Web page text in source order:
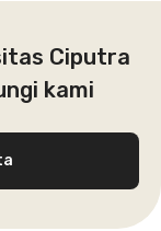
Ciputra
kami